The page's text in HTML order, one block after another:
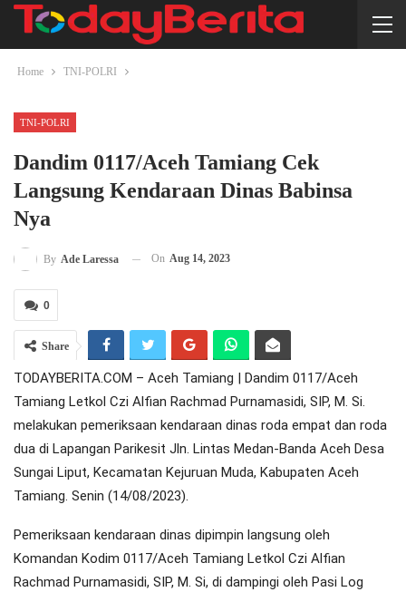
Home TNI-POLRI
TNI-POLRI
Dandim 0117/Aceh Tamiang Cek
Langsung Kendaraan Dinas Babinsa
Nya
By Ade Laressa On Aug 14, 2023
0
Share
TODAYBERITA.COM – Aceh Tamiang | Dandim 0117/Aceh
Tamiang Letkol Czi Alfian Rachmad Purnamasidi, SIP, M. Si.
melakukan pemeriksaan kendaraan dinas roda empat dan roda
dua di Lapangan Parikesit Jln. Lintas Medan-Banda Aceh Desa
Sungai Liput, Kecamatan Kejuruan Muda, Kabupaten Aceh
Tamiang. Senin (14/08/2023).
Pemeriksaan kendaraan dinas dipimpin langsung oleh
Komandan Kodim 0117/Aceh Tamiang Letkol Czi Alfian
Rachmad Purnamasidi, SIP, M. Si, di dampingi oleh Pasi Log